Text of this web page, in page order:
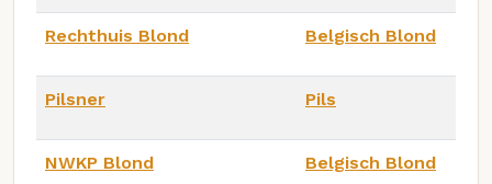
Rechthuis Blond Belgisch Blond
Pilsner Pils
NWKP Blond Belgisch Blond